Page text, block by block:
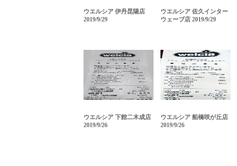
ウエルシア 伊丹昆陽店
2019/9/29
ウエルシア 佐久インター
ウェーブ店 2019/9/29
ウエルシア 下館二木成店
2019/9/26
ウエルシア 船橋咲が丘店
2019/9/26